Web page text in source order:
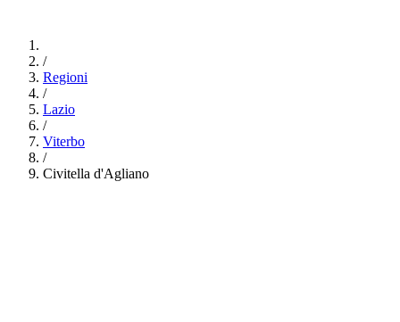
/
Regioni
/
Lazio
/
Viterbo
/
Civitella d'Agliano